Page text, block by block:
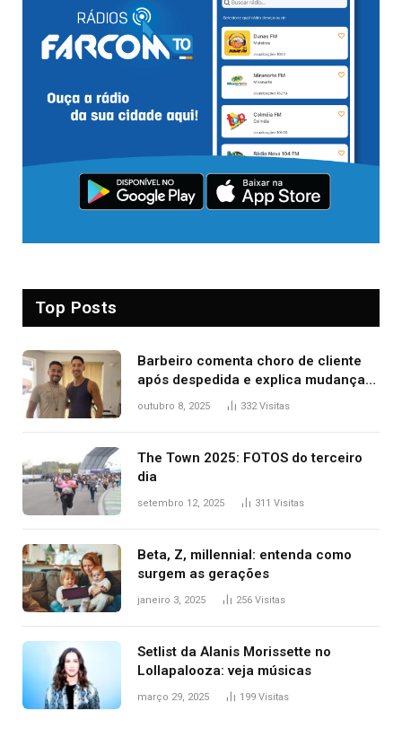
Top Posts
Barbeiro comenta choro de cliente
após despedida e explica mudança
para o TO: ‘Não esperava atingir
outubro 8, 2025 332Visitas
The Town 2025: FOTOS do terceiro
dia
setembro 12, 2025 311 Visitas
Beta, Z, millennial: entenda como
surgem as gerações
janeiro 3, 2025 256 Visitas
Setlist da Alanis Morissette no
Lollapalooza: veja músicas
março 29, 2025 199 Visitas